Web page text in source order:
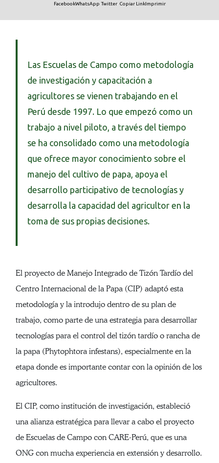
FacebookWhatsApp Twitter Copiar LinkImprimir
Las Escuelas de Campo como metodología
de investigación y capacitación a
agricultores se vienen trabajando en el
Perú desde 1997. Lo que empezó como un
trabajo a nivel piloto, a través del tiempo
se ha consolidado como una metodología
que ofrece mayor conocimiento sobre el
manejo del cultivo de papa, apoya el
desarrollo participativo de tecnologías y
desarrolla la capacidad del agricultor en la
toma de sus propias decisiones.
El proyecto de Manejo Integrado de Tizón Tardío del
Centro Internacional de la Papa (CIP) adaptó esta
metodología y la introdujo dentro de su plan de
trabajo, como parte de una estrategia para desarrollar
tecnologías para el control del tizón tardío o rancha de
la papa (Phytophtora infestans), especialmente en la
etapa donde es importante contar con la opinión de los
agricultores.
El CIP, como institución de investigación, estableció
una alianza estratégica para llevar a cabo el proyecto
de Escuelas de Campo con CARE-Perú, que es una
ONG con mucha experiencia en extensión y desarrollo.